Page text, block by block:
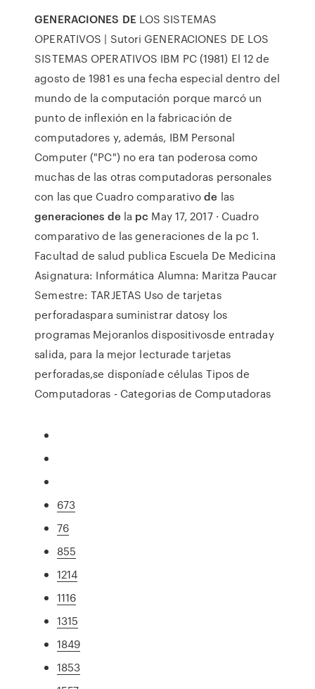
GENERACIONES DELOS SISTEMAS
OPERATIVOS | Sutori GENERACIONES DE LOS
SISTEMAS OPERATIVOS IBM PC (1981) El 12 de
agosto de 1981 es una fecha especial dentro del
mundo de la computación porque marcó un
punto de inflexión en la fabricación de
computadores y, además, IBM Personal
Computer ("PC") no era tan poderosa como
muchas de las otras computadoras personales
con las que Cuadro comparativode las
generaciones dela pc May 17, 2017 · Cuadro
comparativo de las generaciones de la pc 1.
Facultad de salud publica Escuela De Medicina
Asignatura: Informática Alumna: Maritza Paucar
Semestre: TARJETAS Uso de tarjetas
perforadaspara suministrar datosy los
programas Mejoranlos dispositivosde entraday
salida, para la mejor lecturade tarjetas
perforadas,se disponíade células Tipos de
Computadoras - Categorias de Computadoras
673
76
855
1214
1116
1315
1849
1853